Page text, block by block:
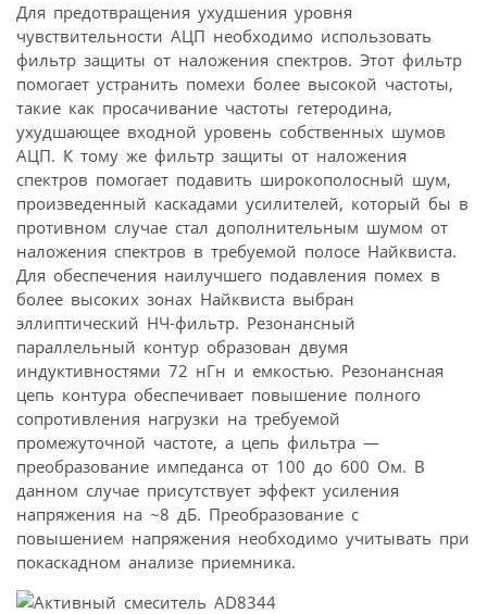
Для предотвращения ухудшения уровня
чувствительности АЦП необходимо использовать
фильтр защиты от наложения спектров. Этот фильтр
помогает устранить помехи более высокой частоты,
такие как просачивание частоты гетеродина,
ухудшающее входной уровень собственных шумов
АЦП. К тому же фильтр защиты от наложения
спектров помогает подавить широкополосный шум,
произведенный каскадами усилителей, который бы в
противном случае стал дополнительным шумом от
наложения спектров в требуемой полосе Найквиста.
Для обеспечения наилучшего подавления помех в
более высоких зонах Найквиста выбран
эллиптический НЧ-фильтр. Резонансный
параллельный контур образован двумя
индуктивностями 72 нГн и емкостью. Резонансная
цепь контура обеспечивает повышение полного
сопротивления нагрузки на требуемой
промежуточной частоте, а цепь фильтра —
преобразование импеданса от 100 до 600 Ом. В
данном случае присутствует эффект усиления
напряжения на ~8 дБ. Преобразование с
повышением напряжения необходимо учитывать при
покаскадном анализе приемника.